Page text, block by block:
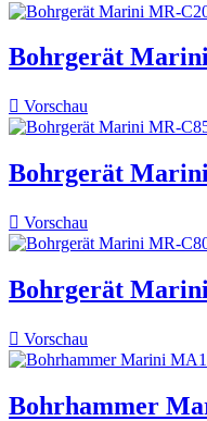
Bohrgerät
 Vorschau
Bohrgerät
 Vorschau
Bohrgerät
 Vorschau
Bohrhammer